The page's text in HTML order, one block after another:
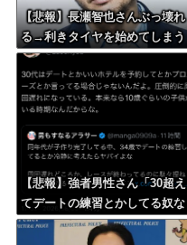
【悲報】長瀬智也さんぶっ壊れ
る→利きタイヤを始めてしまう
ｗｗｗｗｗ
【悲報】強者男性さん「30超え
てデートの練習とかしてる奴な
んなんだ？普通は10代の子供が